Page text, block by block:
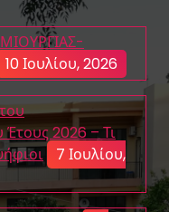
10 Ιουλίου, 2026
2026 – Τι
7 Ιουλίου,